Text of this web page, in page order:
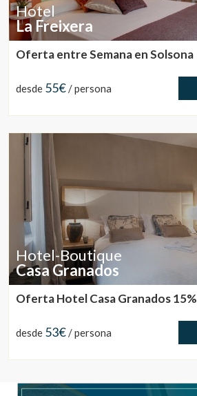
Hotel
La Freixera
Oferta entre Semana en Solsona
desde 55€/ persona
Hotel-Boutique
Casa Granados
Oferta Hotel Casa Granados 15%
desde 53€/ persona